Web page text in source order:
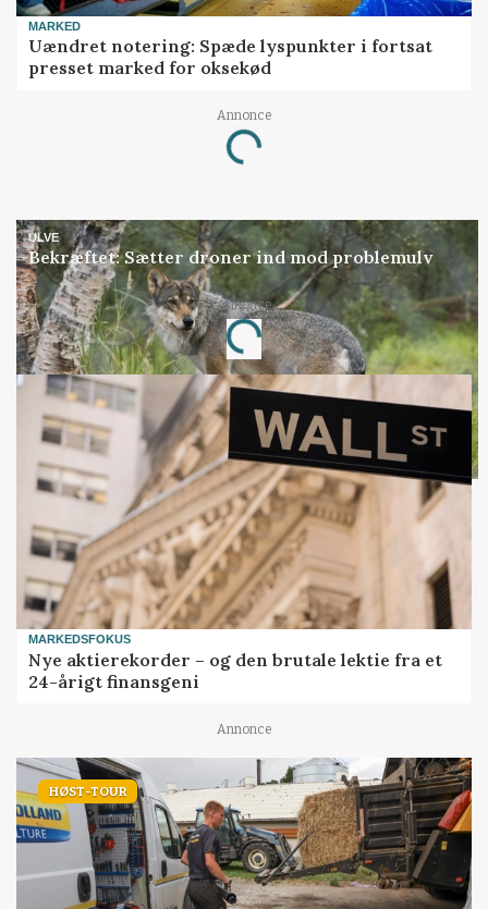
MARKED
Uændret notering: Spæde lyspunkter i fortsat
presset marked for oksekød
Annonce
Loading...
ULVE
Bekræftet: Sætter droner ind mod problemulv
Annonce
Loading...
MARKEDSFOKUS
Nye aktierekorder – og den brutale lektie fra et
24-årigt finansgeni
Annonce
HØST-TOUR